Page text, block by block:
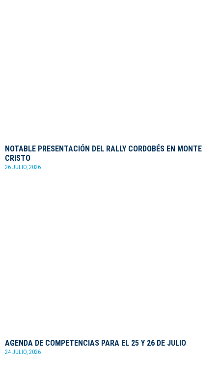
NOTABLE PRESENTACIÓN DEL RALLY CORDOBÉS EN MONTE
CRISTO
26 JULIO, 2026
AGENDA DE COMPETENCIAS PARA EL 25 Y 26 DE JULIO
24 JULIO, 2026